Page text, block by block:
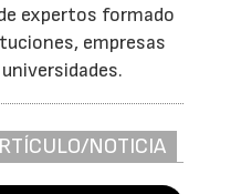
expertos formado
empresas
NOTICIA